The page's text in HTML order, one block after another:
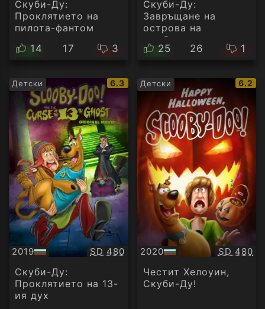
Скуби-Ду:
Проклятието на
пилота-фантом
14
17 3
Скуби-Ду:
Завръщане на
острова на
зомбитата
25 26 1
Детски
IMDb
рейтинг:
6.3
2019
БГ
аудио
Качество:
SD 480
Скуби-Ду:
Проклятието на 13-
ия дух
Детски
IMDb
6.2
2020
БГ
аудио
SD 480
Честит Хелоуин,
Скуби-Ду!